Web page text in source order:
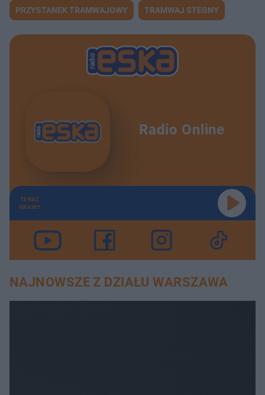
PRZYSTANEK TRAMWAJOWY TRAMWAJ STEGNY
Radio Online
TERAZ
GRAMY
NAJNOWSZE Z DZIAŁU WARSZAWA